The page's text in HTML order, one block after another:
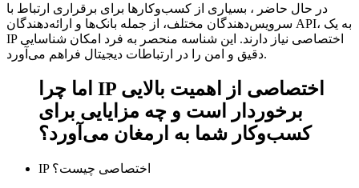
در حال حاضر ، بسیاری از کسب‌وکارها برای برقراری ارتباط با
سرویس‌دهندگان مختلف، از جمله بانک‌ها و ارائه‌دهندگان API، به یک
IP اختصاصی نیاز دارند. این شناسه منحصر به فرد امکان شناسایی
دقیق و امن را در ارتباطات دیجیتال فراهم می‌آورد.
اما چرا IP اختصاصی از اهمیت بالایی
برخوردار است و چه مزایایی برای
کسب‌وکار شما به ارمغان می‌آورد؟
IP اختصاصی چیست؟